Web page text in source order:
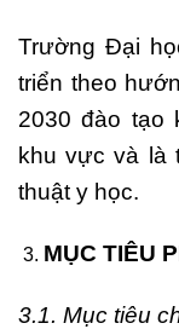
Trường Đại
triển theo
2030 đào tạo
khu vực và là
thuật y học.
MỤC TIÊU
3.1. Mục tiêu